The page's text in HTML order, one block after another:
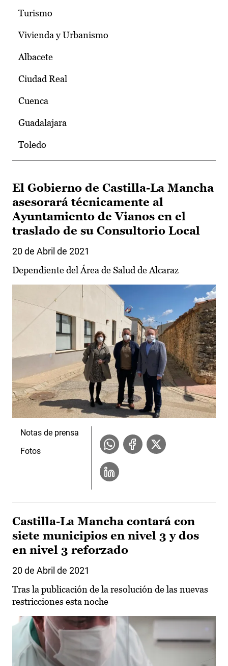
Turismo
Vivienda y Urbanismo
Albacete
Ciudad Real
Cuenca
Guadalajara
Toledo
El Gobierno de Castilla-La Mancha
asesorará técnicamente al
Ayuntamiento de Vianos en el
traslado de su Consultorio Local
20 de Abril de 2021
Dependiente del Área de Salud de Alcaraz
Notas de prensa
Fotos
Castilla-La Mancha contará con
siete municipios en nivel 3 y dos
en nivel 3 reforzado
20 de Abril de 2021
Tras la publicación de la resolución de las nuevas
restricciones esta noche